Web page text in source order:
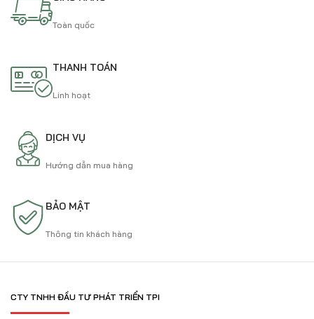
Toàn quốc
THANH TOÁN
Linh hoạt
DỊCH VỤ
Hướng dẫn mua hàng
BẢO MẬT
Thông tin khách hàng
CTY TNHH ĐẦU TƯ PHÁT TRIỂN TPI